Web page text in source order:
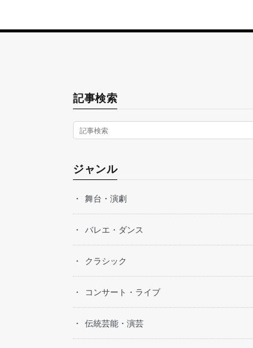
記事検索
ジャンル
舞台・演劇
バレエ・ダンス
クラシック
コンサート・ライブ
伝統芸能・演芸